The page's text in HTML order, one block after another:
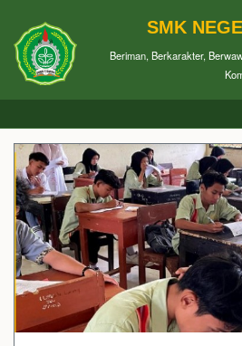
SMK
Beriman, Berkarakter,